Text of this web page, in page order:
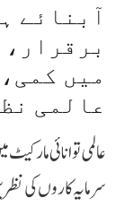
آبنائے
میں
عالمی
عالمی توانائی
سرمایہ کاروں کی